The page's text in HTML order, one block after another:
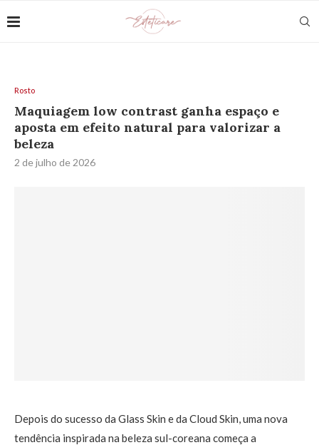
Rosto
Maquiagem low contrast ganha espaço e
aposta em efeito natural para valorizar a
beleza
2 de julho de 2026
Depois do sucesso da Glass Skin e da Cloud Skin, uma nova
tendência inspirada na beleza sul-coreana começa a